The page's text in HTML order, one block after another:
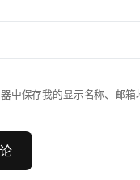
中保存我的显示名称、邮